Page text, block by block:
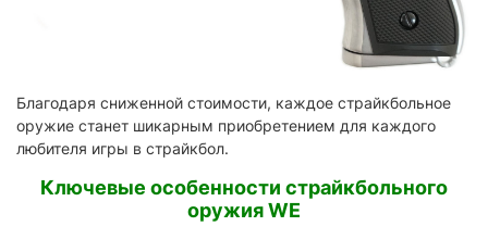
Благодаря сниженной стоимости, каждое страйкбольное
оружие станет шикарным приобретением для каждого
любителя игры в страйкбол.
Ключевые особенности страйкбольного
оружия WE